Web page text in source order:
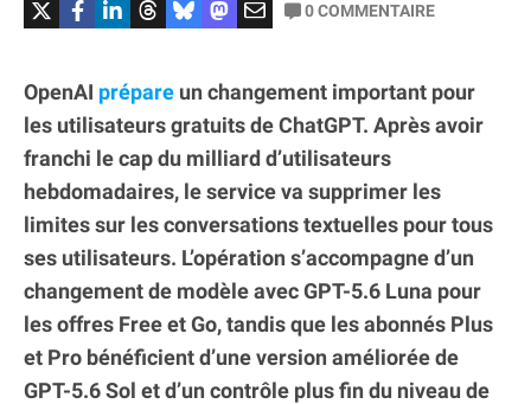
0COMMENTAIRE
OpenAI prépare un changement important pour
les utilisateurs gratuits de ChatGPT. Après avoir
franchi le cap du milliard d’utilisateurs
hebdomadaires, le service va supprimer les
limites sur les conversations textuelles pour tous
ses utilisateurs. L’opération s’accompagne d’un
changement de modèle avec GPT-5.6 Luna pour
les offres Free et Go, tandis que les abonnés Plus
et Pro bénéficient d’une version améliorée de
GPT-5.6 Sol et d’un contrôle plus fin du niveau de